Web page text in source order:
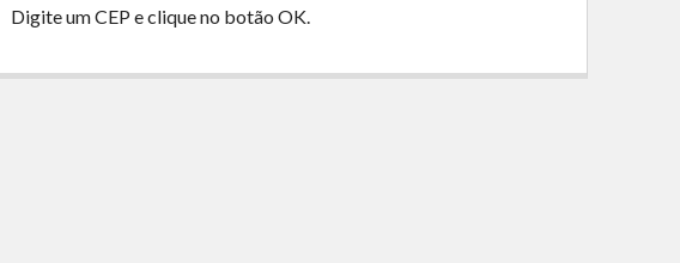
Digite um CEP e clique no botão OK.